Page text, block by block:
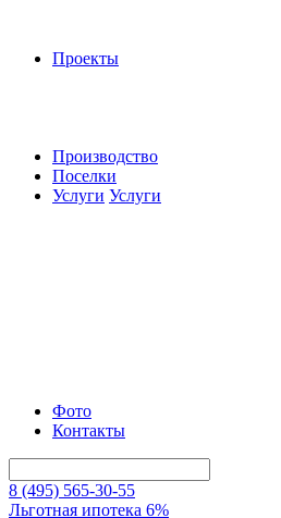
Проекты
Производство
Поселки
Услуги Услуги
Фото
Контакты
8 (495) 565-30-55
Льготная ипотека 6%